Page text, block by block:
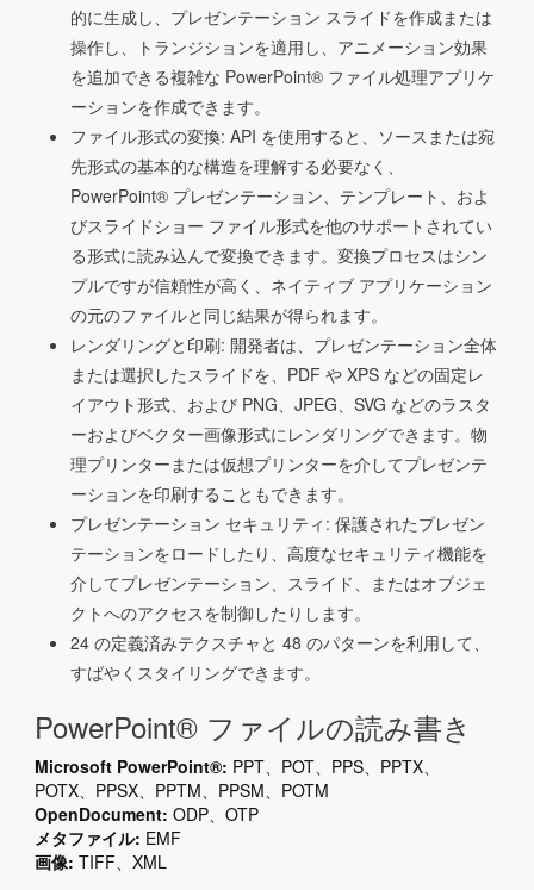
的に生成し、プレゼンテーション スライドを作成または
操作し、トランジションを適用し、アニメーション効果
を追加できる複雑な PowerPoint® ファイル処理アプリケ
ーションを作成できます。
ファイル形式の変換: API を使用すると、ソースまたは宛
先形式の基本的な構造を理解する必要なく、
PowerPoint® プレゼンテーション、テンプレート、およ
びスライドショー ファイル形式を他のサポートされてい
る形式に読み込んで変換できます。変換プロセスはシン
プルですが信頼性が高く、ネイティブ アプリケーション
の元のファイルと同じ結果が得られます。
レンダリングと印刷: 開発者は、プレゼンテーション全体
または選択したスライドを、PDF や XPS などの固定レ
イアウト形式、および PNG、JPEG、SVG などのラスタ
ーおよびベクター画像形式にレンダリングできます。物
理プリンターまたは仮想プリンターを介してプレゼンテ
ーションを印刷することもできます。
プレゼンテーション セキュリティ: 保護されたプレゼン
テーションをロードしたり、高度なセキュリティ機能を
介してプレゼンテーション、スライド、またはオブジェ
クトへのアクセスを制御したりします。
24 の定義済みテクスチャと 48 のパターンを利用して、
すばやくスタイリングできます。
PowerPoint® ファイルの読み書き
Microsoft PowerPoint®: PPT、POT、PPS、PPTX、
POTX、PPSX、PPTM、PPSM、POTM
OpenDocument: ODP、OTP
メタファイル: EMF
画像: TIFF、XML